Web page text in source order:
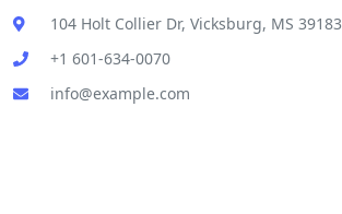
104 Holt Collier Dr, Vicksburg, MS 39183
+1 601-634-0070
info@example.com